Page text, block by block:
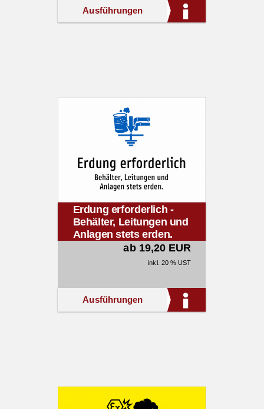
Ausführungen
Erdung erforderlich -
Behälter, Leitungen und
Anlagen stets erden.
ab 19,20 EUR
inkl. 20 % UST
Ausführungen